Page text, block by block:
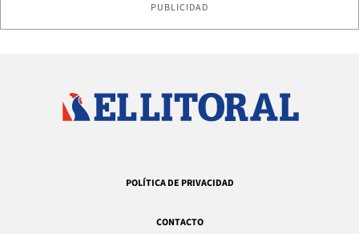
PUBLICIDAD
POLÍTICA DE PRIVACIDAD
CONTACTO